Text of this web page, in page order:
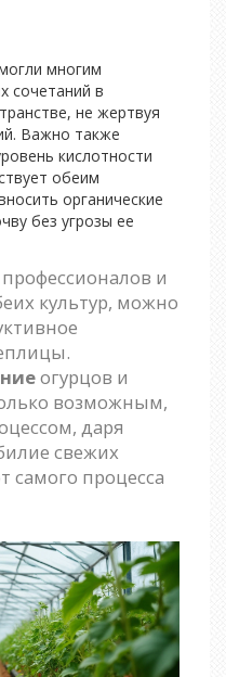
многим
сочетаний в
не жертвуя
Важно также
кислотности
обеим
органические
без угрозы ее
и
культур, можно
огурцов и
возможным,
даря
свежих
самого процесса